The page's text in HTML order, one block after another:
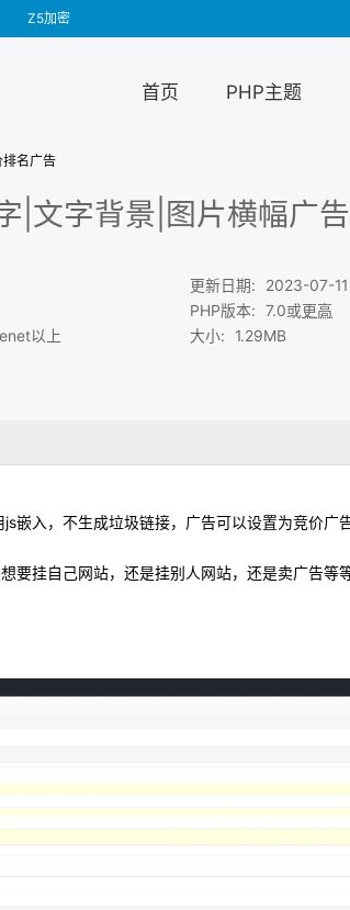
Z5加密
首页 PHP主题
名广告
|文字背景|图片横幅广
以上
更新日期:
2023-07-
PHP版本: 7.0或更高
大小: 1.29MB
嵌入，不生成垃圾链接，广告可以设置为竞价广
要挂自己网站，还是挂别人网站，还是卖广告等